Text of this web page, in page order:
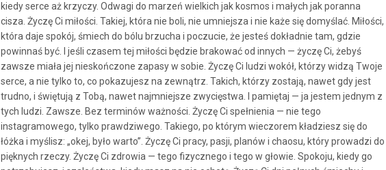
kiedy serce aż krzyczy. Odwagi do marzeń wielkich jak kosmos i małych jak poranna
cisza. Życzę Ci miłości. Takiej, która nie boli, nie umniejsza i nie każe się domyślać. Miłości,
która daje spokój, śmiech do bólu brzucha i poczucie, że jesteś dokładnie tam, gdzie
powinnaś być. I jeśli czasem tej miłości będzie brakować od innych — życzę Ci, żebyś
zawsze miała jej nieskończone zapasy w sobie. Życzę Ci ludzi wokół, którzy widzą Twoje
serce, a nie tylko to, co pokazujesz na zewnątrz. Takich, którzy zostają, nawet gdy jest
trudno, i świętują z Tobą, nawet najmniejsze zwycięstwa. I pamiętaj — ja jestem jednym z
tych ludzi. Zawsze. Bez terminów ważności. Życzę Ci spełnienia — nie tego
instagramowego, tylko prawdziwego. Takiego, po którym wieczorem kładziesz się do
łóżka i myślisz: „okej, było warto”. Życzę Ci pracy, pasji, planów i chaosu, który prowadzi do
pięknych rzeczy. Życzę Ci zdrowia — tego fizycznego i tego w głowie. Spokoju, kiedy go